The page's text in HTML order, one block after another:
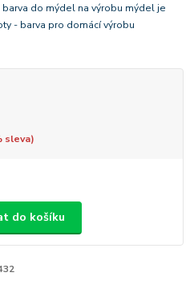
do mýdel na výrobu mýdel je
- barva pro domácí výrobu
sleva)
do košíku